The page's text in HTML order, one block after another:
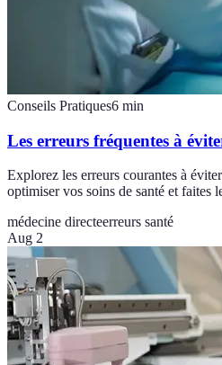
Conseils Pratiques6 min
Les erreurs fréquentes à
Explorez les erreurs courantes à
optimiser vos soins de santé et faites
médecine directeerreurs santé
Aug 2